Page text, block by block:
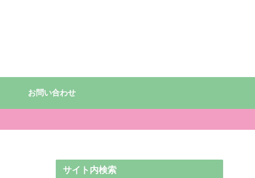
お問い合わせ
サイト内検索